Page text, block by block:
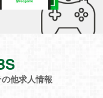
他求人情報